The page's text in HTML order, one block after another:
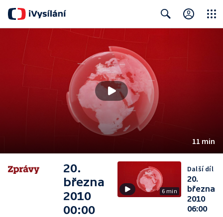
11 min
20.
března
2010
00:00
6 min
Další díl
20.
března
2010
06:00